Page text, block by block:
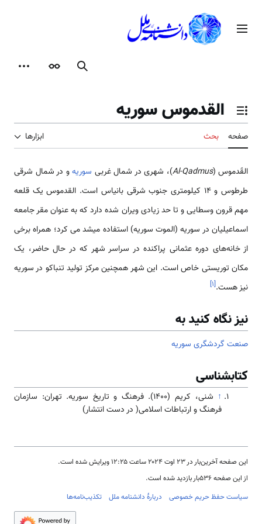
محتوامنوی اصلی
جستجوظاهر
تغییر وضعیت فهرست محتویات
القدموس سوریه
صفحه بحث ابزارها
القَدموس (Al-Qadmus)، شهری در شمال غربی سوریهو در شمال شرقی
طرطوس و 14 کیلومتری جنوب شرقی بانیاس است. القدموس یک قلعه
مهم قرون وسطایی و تا حد زیادی ویران شده دارد که به عنوان مقر جامعه
اسماعیلیان در سوریه (الموت سوریه) استفاده می­شد می کرد؛ همراه برخی
از خانه‌های دوره عثمانی پراکنده در سراسر شهر که در حال حاضر، یک
مکان توریستی خاص است. این شهر همچنین مرکز تولید تنباکو در سوریه
نیز هست.[۱]
نیز نگاه کنید به
صنعت گردشگری سوریه
کتابشناسی
↑
شنی، کریم (۱۴۰۰). فرهنگ و تاریخ سوریه. تهران: سازمان
فرهنگ و ارتباطات اسلامی( در دست انتشار)
این صفحه آخرین‌بار در ‏۲۳ اوت ۲۰۲۴ ساعت ‏۱۲:۲۵ ویرایش شده است.
از این صفحه ۵۳۶بار بازدید شده است.
سیاست حفظ حریم خصوصی
دربارهٔ دانشنامه ملل تکذیب‌نامه‌ها